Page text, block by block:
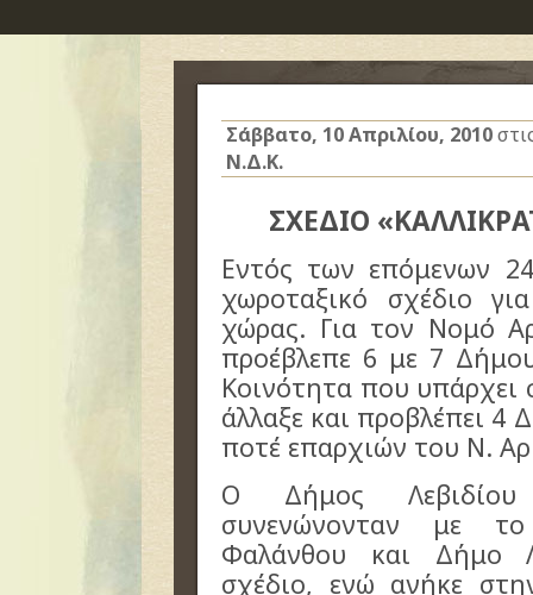
Σάββατο, 10 Απριλίου, 2010
Ν.Δ.Κ.
ΣΧΕΔΙΟ
Εντός των επόμενων
χωροταξικό σχέδιο
χώρας. Για τον Νομό
προέβλεπε 6 με 7
Κοινότητα που υπάρχει
άλλαξε και προβλέπει 4
ποτέ επαρχιών του Ν.
Ο Δήμος
συνενώνονταν με
Φαλάνθου και Δήμο
σχέδιο, ενώ ανήκε